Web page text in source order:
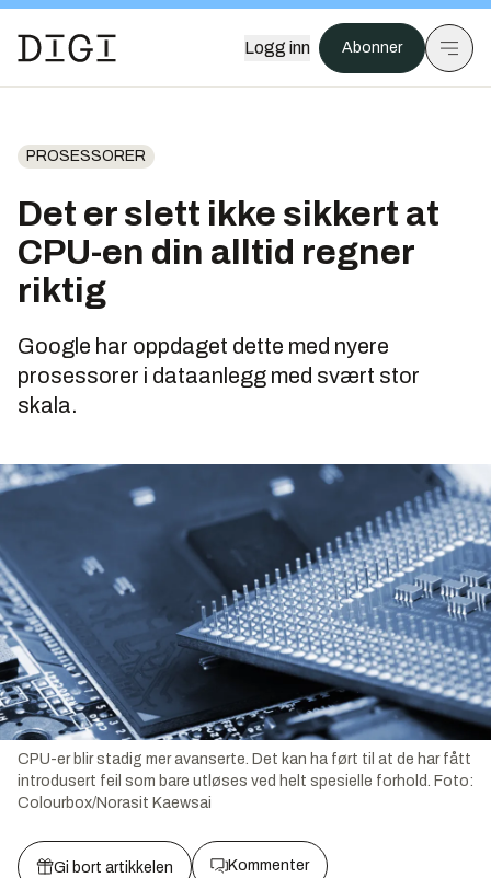
Logg inn Abonner
PROSESSORER
Det er slett ikke sikkert at
CPU-en din alltid regner
riktig
Google har oppdaget dette med nyere
prosessorer i dataanlegg med svært stor
skala.
CPU-er blir stadig mer avanserte. Det kan ha ført til at de har fått
introdusert feil som bare utløses ved helt spesielle forhold.
Foto:
Colourbox/Norasit Kaewsai
Gi bort artikkelen Kommenter